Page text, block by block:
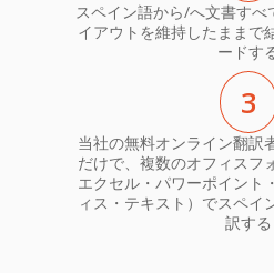
スペイン語から/へ文書すべ
イアウトを維持したままで
ードす
3
当社の無料オンライン翻訳
だけで、複数のオフィスフ
エクセル・パワーポイント
ィス・テキスト）でスペイ
訳する